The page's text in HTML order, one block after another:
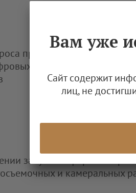
предложений на
ортофотопланов и
закупки в форме
и камеральных
Вам уже
Сайт содержит
лиц, не